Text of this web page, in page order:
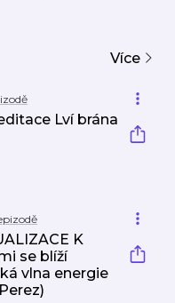
Více
Lví brána
K
se blíží
vlna energie